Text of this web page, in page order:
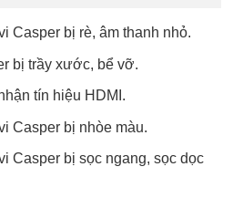
Casper bị rè, âm thanh nhỏ.
bị trầy xước, bể vỡ.
tín hiệu HDMI.
Casper bị nhòe màu.
Casper bị sọc ngang, sọc dọc